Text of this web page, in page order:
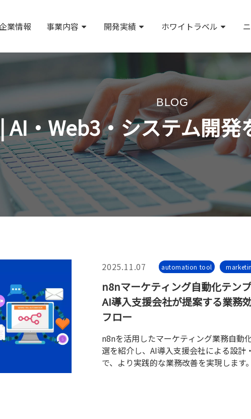
業情報 事業内容 開発実績 ホワイトラベル
BLOG
・Web3・システム開発
2025.11.07 automation tool
n8nマーケティング自動化テン
AI導入支援会社が提案する業務
フロー
n8nを活用したマーケティング業務自動
選を紹介し、AI導入支援会社による設計
で、より実践的な業務改善を実現します。